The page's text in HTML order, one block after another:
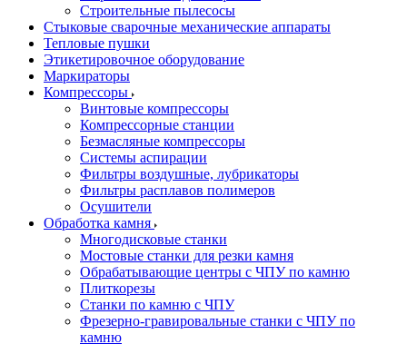
Строительные пылесосы
Стыковые сварочные механические аппараты
Тепловые пушки
Этикетировочное оборудование
Маркираторы
Компрессоры
Винтовые компрессоры
Компрессорные станции
Безмасляные компрессоры
Системы аспирации
Фильтры воздушные, лубрикаторы
Фильтры расплавов полимеров
Осушители
Обработка камня
Многодисковые станки
Мостовые станки для резки камня
Обрабатывающие центры с ЧПУ по камню
Плиткорезы
Станки по камню с ЧПУ
Фрезерно-гравировальные станки с ЧПУ по
камню